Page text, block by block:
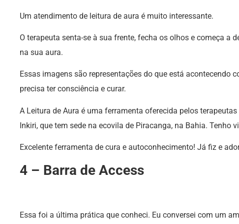
Um atendimento de leitura de aura é muito interessante.
O terapeuta senta-se à sua frente, fecha os olhos e começa a
na sua aura.
Essas imagens são representações do que está acontecendo
precisa ter consciência e curar.
A Leitura de Aura é uma ferramenta oferecida pelos
Inkiri, que tem sede na ecovila de Piracanga, na Bahia. Tenho
Excelente ferramenta de cura e autoconhecimento! Já fiz e
4 – Barra de Access
Essa foi a última prática que conheci. Eu conversei com um